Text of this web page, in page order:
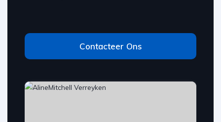
Contacteer Ons